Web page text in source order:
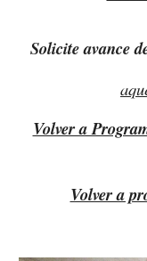
Solicite avance
Volver a
Volver a